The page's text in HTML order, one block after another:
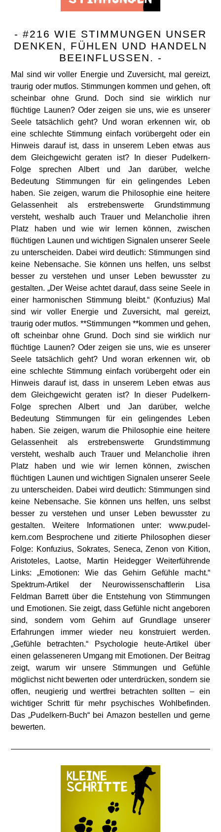
- #216 WIE STIMMUNGEN UNSER
DENKEN, FÜHLEN UND HANDELN
BEEINFLUSSEN. -
Mal sind wir voller Energie und Zuversicht, mal gereizt,
traurig oder mutlos. Stimmungen kommen und gehen, oft
scheinbar ohne Grund. Doch sind sie wirklich nur
flüchtige Launen? Oder zeigen sie uns, wie es unserer
Seele tatsächlich geht? Und woran erkennen wir, ob
eine schlechte Stimmung einfach vorübergeht oder ein
Hinweis darauf ist, dass in unserem Leben etwas aus
dem Gleichgewicht geraten ist? In dieser Pudelkern-
Folge sprechen Albert und Jan darüber, welche
Bedeutung Stimmungen für ein gelingendes Leben
haben. Sie zeigen, warum die Philosophie eine heitere
Gelassenheit als erstrebenswerte Grundstimmung
versteht, weshalb auch Trauer und Melancholie ihren
Platz haben und wie wir lernen können, zwischen
flüchtigen Launen und wichtigen Signalen unserer Seele
zu unterscheiden. Dabei wird deutlich: Stimmungen sind
keine Nebensache. Sie können uns helfen, uns selbst
besser zu verstehen und unser Leben bewusster zu
gestalten. „Der Weise achtet darauf, dass seine Seele in
einer harmonischen Stimmung bleibt.“ (Konfuzius) Mal
sind wir voller Energie und Zuversicht, mal gereizt,
traurig oder mutlos. **Stimmungen **kommen und gehen,
oft scheinbar ohne Grund. Doch sind sie wirklich nur
flüchtige Launen? Oder zeigen sie uns, wie es unserer
Seele tatsächlich geht? Und woran erkennen wir, ob
eine schlechte Stimmung einfach vorübergeht oder ein
Hinweis darauf ist, dass in unserem Leben etwas aus
dem Gleichgewicht geraten ist? In dieser Pudelkern-
Folge sprechen Albert und Jan darüber, welche
Bedeutung Stimmungen für ein gelingendes Leben
haben. Sie zeigen, warum die Philosophie eine heitere
Gelassenheit als erstrebenswerte Grundstimmung
versteht, weshalb auch Trauer und Melancholie ihren
Platz haben und wie wir lernen können, zwischen
flüchtigen Launen und wichtigen Signalen unserer Seele
zu unterscheiden. Dabei wird deutlich: Stimmungen sind
keine Nebensache. Sie können uns helfen, uns selbst
besser zu verstehen und unser Leben bewusster zu
gestalten. Weitere Informationen unter: www.pudel-
kern.com Besprochene und zitierte Philosophen dieser
Folge: Konfuzius, Sokrates, Seneca, Zenon von Kition,
Aristoteles, Laotse, Martin Heidegger Weiterführende
Links: „Emotionen: Wie das Gehirn Gefühle macht.“
Spektrum-Artikel der Neurowissenschaftlerin Lisa
Feldman Barrett über die Entstehung von Stimmungen
und Emotionen. Sie zeigt, dass Gefühle nicht angeboren
sind, sondern vom Gehirn auf Grundlage unserer
Erfahrungen immer wieder neu konstruiert werden.
„Gefühle betrachten.“ Psychologie heute-Artikel über
einen gelasseneren Umgang mit Emotionen. Der Beitrag
zeigt, warum wir unsere Stimmungen und Gefühle
möglichst nicht bewerten oder unterdrücken, sondern sie
offen, neugierig und wertfrei betrachten sollten – ein
wichtiger Schritt für mehr psychisches Wohlbefinden.
Das „Pudelkern-Buch“ bei Amazon bestellen und gerne
bewerten.